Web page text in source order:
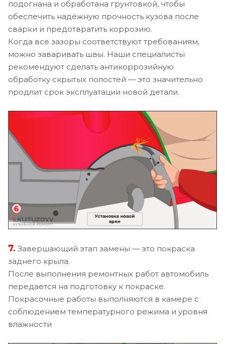
подогнана и обработана грунтовкой, чтобы
обеспечить надёжную прочность кузова после
сварки и предотвратить коррозию.
Когда все зазоры соответствуют требованиям,
можно заваривать швы. Наши специалисты
рекомендуют сделать антикоррозийную
обработку скрытых полостей — это значительно
продлит срок эксплуатации новой детали.
7. Завершающий этап замены — это покраска
заднего крыла.
После выполнения ремонтных работ автомобиль
передается на подготовку к покраске.
Покрасочные работы выполняются в камере с
соблюдением температурного режима и уровня
влажности